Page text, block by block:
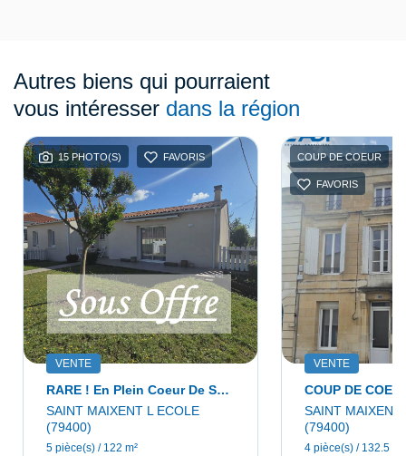
Autres biens qui pourraient
vous intéresser dans la région
15 PHOTO(S) FAVORIS
VENTE
RARE ! En Plein Coeur De Saint-Maixent !
SAINT MAIXENT L ECOLE
(79400)
5 pièce(s) / 122 m²
COUP DE COEUR
FAVORIS
VENTE
SAINT MAIXENT
(79400)
4 pièce(s) / 132.5 m²